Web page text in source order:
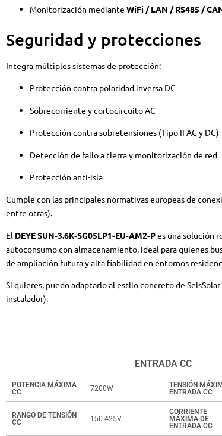
Monitorización mediante WiFi / LAN / RS485 /
Seguridad y protecciones
Integra múltiples sistemas de protección:
Protección contra polaridad inversa DC
Sobrecorriente y cortocircuito AC
Protección contra sobretensiones (Tipo II AC y DC)
Detección de fallo a tierra y monitorización de red
Protección anti-isla
Cumple con las principales normativas europeas de
entre otras).
El DEYE SUN-3.6K-SG05LP1-EU-AM2-Pes una solución
autoconsumo con almacenamiento, ideal para quienes
de ampliación futura y alta fiabilidad en entornos
Si quieres, puedo adaptarlo al estilo concreto de
instalador).
ENTRADA CC
POTENCIA MÁXIMA
CC
7200W
TENSIÓN
ENTRADA CC
RANGO DE TENSIÓN
CC
150-425V
CORRIENTE
MÁXIMA DE
ENTRADA CC